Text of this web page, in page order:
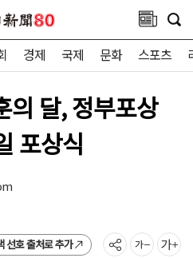
경제 국제 문화 스포츠
의 달, 정부포상
포상식
선호 출처로 추가